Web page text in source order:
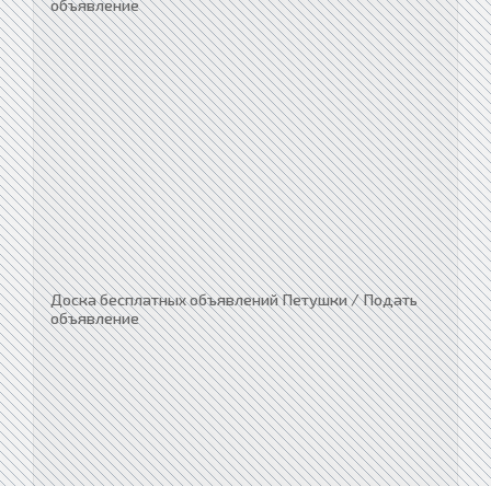
объявление
Доска бесплатных объявлений Петушки / Подать
объявление